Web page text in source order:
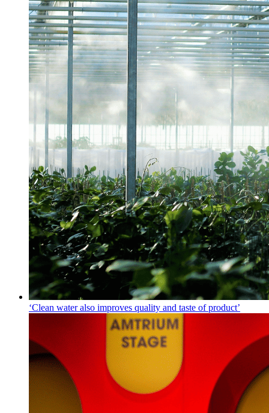
‘Clean water also improves quality and taste of product’